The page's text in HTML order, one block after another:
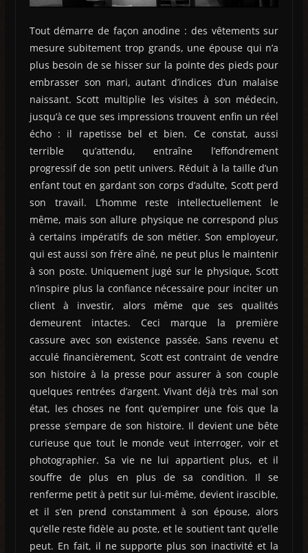
Tout démarre de façon anodine : des vêtements sur
mesure subitement trop grands, une épouse qui n’a
plus besoin de se hisser sur la pointe des pieds pour
embrasser son mari, autant d’indices d’un malaise
naissant. Scott multiplie les visites à son médecin,
jusqu’à ce que ses impressions trouvent enfin un réel
écho : il rapetisse bel et bien. Ce constat, aussi
terrible qu’attendu, entraîne l’effondrement
progressif de son petit univers. Réduit à la taille d’un
enfant tout en gardant son corps d’adulte, Scott perd
son travail. L’homme reste intellectuellement le
même, mais son allure physique ne correspond plus
à certains impératifs de son métier. Son employeur,
qui est aussi son frère aîné, ne peut plus le maintenir
à son poste. Uniquement jugé sur le physique, Scott
n’inspire plus la confiance nécessaire pour inciter un
client à investir, alors même que ses qualités
demeurent intactes. Ceci marque la première
cassure avec son existence passée. Sans revenu et
acculé financièrement, Scott est contraint de vendre
son histoire à la presse pour assurer à son couple
quelques rentrées d’argent. Vivant déjà très mal son
état, les choses ne font qu’empirer une fois que la
presse s’empare de son histoire. Il devient une bête
curieuse que tout le monde veut interroger, voir et
photographier. Sa vie ne lui appartient plus, et il
souffre de plus en plus de sa condition. Il se
renferme petit à petit sur lui-même, devient irascible,
et il s’en prend constamment à son épouse, alors
qu’elle reste fidèle au poste, et le soutient tant qu’elle
peut. En fait, il ne supporte plus son inactivité et la